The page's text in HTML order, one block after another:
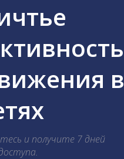
в
и получите 7 дней